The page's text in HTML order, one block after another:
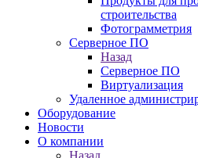
строительства
Фотограмметрия
Серверное ПО
Назад
Серверное ПО
Виртуализация
Удаленное
Оборудование
Новости
О компании
Назад